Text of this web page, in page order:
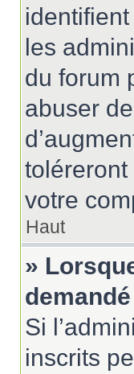
les
du forum
abuser
votre
Haut
»
Si
inscrits